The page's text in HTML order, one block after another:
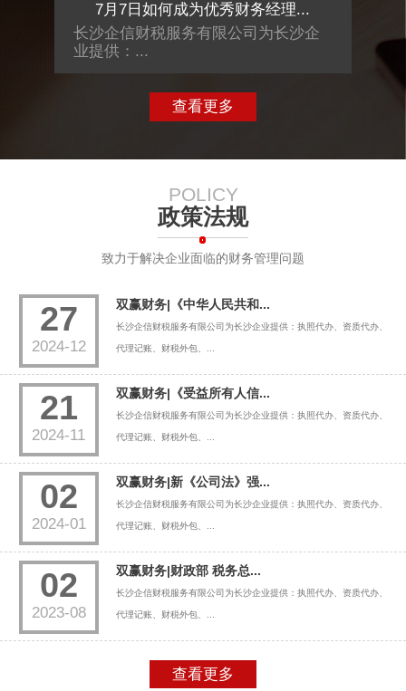
7月7日如何成为优秀财务经理...
长沙企信财税服务有限公司为长沙企
业提供：...
查看更多
POLICY
政策法规
致力于解决企业面临的财务管理问题
27
2024-12
双赢财务|《中华人民共和...
长沙企信财税服务有限公司为长沙企业提供：执照代办、资质代办、
代理记账、财税外包、...
21
2024-11
双赢财务|《受益所有人信...
长沙企信财税服务有限公司为长沙企业提供：执照代办、资质代办、
代理记账、财税外包、...
02
2024-01
双赢财务|新《公司法》强...
长沙企信财税服务有限公司为长沙企业提供：执照代办、资质代办、
代理记账、财税外包、...
02
2023-08
双赢财务|财政部 税务总...
长沙企信财税服务有限公司为长沙企业提供：执照代办、资质代办、
代理记账、财税外包、...
查看更多